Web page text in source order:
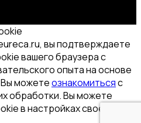
вы подтверждаете
вашего браузера с
опыта на основе
Вы можетеознакомитьсяс
обработки. Вы можете
в настройках своего